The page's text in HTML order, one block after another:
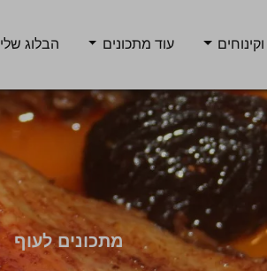
עוד מתכונים הבלוג שלי
מתכונים לעוף